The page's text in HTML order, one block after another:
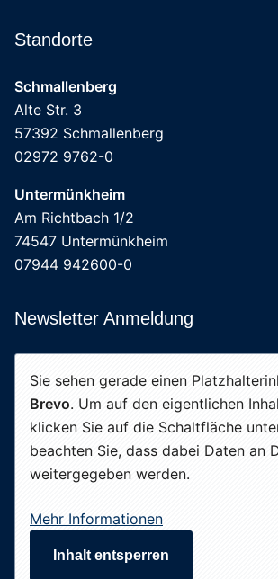
Standorte
Schmallenberg
Alte Str. 3
57392 Schmallenberg
02972 9762-0
Untermünkheim
Am Richtbach 1/2
74547 Untermünkheim
07944 942600-0
Newsletter Anmeldung
Sie sehen gerade einen
Brevo. Um auf den eigentlichen
klicken Sie auf die Schaltfläche
beachten Sie, dass dabei Daten an
weitergegeben werden.
Mehr Informationen
Inhalt entsperren